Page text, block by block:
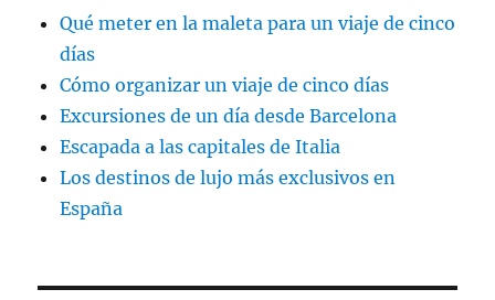
Qué meter en la maleta para un viaje de cinco
días
Cómo organizar un viaje de cinco días
Excursiones de un día desde Barcelona
Escapada a las capitales de Italia
Los destinos de lujo más exclusivos en
España